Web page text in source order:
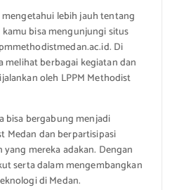
lebih jauh tentang
bisa mengunjungi situs
Di
melihat berbagai kegiatan dan
oleh LPPM Methodist
bisa bergabung menjadi
Medan dan berpartisipasi
mereka adakan. Dengan
serta dalam mengembangkan
di Medan.